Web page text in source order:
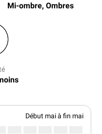
Mi-ombre, Ombres
Début mai à fin mai